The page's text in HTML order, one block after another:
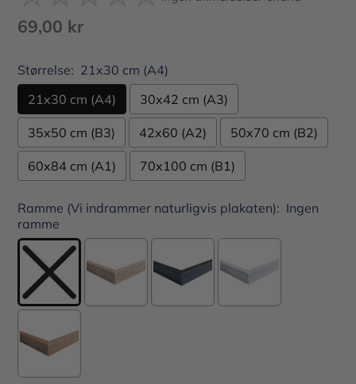
Normalpris
69,00 kr
Størrelse: 21x30 cm (A4)
21x30 cm (A4)
30x42 cm (A3)
35x50 cm (B3) 42x60 (A2) 50x70 cm (B2)
60x84 cm (A1) 70x100 cm (B1)
Ramme (Vi indrammer naturligvis plakaten): Ingen
ramme